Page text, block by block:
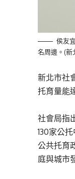
侯友
名周邊。(新
新北市社
托育量能
社會局指
130家公
公共托育
庭與城市